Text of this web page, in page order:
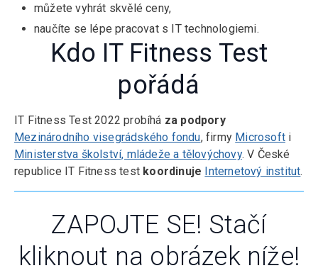
můžete vyhrát skvělé ceny,
naučíte se lépe pracovat s IT technologiemi.
Kdo IT Fitness Test
pořádá
IT Fitness Test 2022 probíhá za podpory
Mezinárodního visegrádského fondu, firmy Microsoft i
Ministerstva školství, mládeže a tělovýchovy. V České
republice IT Fitness test koordinuje Internetový institut.
ZAPOJTE SE! Stačí
kliknout na obrázek níže!